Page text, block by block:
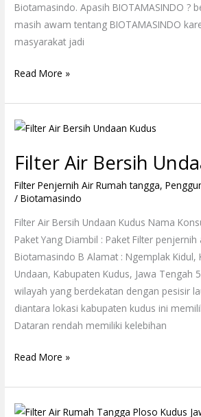
Biotamasindo. Apasih BIOTAMASINDO ?
masih awam tentang BIOTAMASINDO
masyarakat jadi
Read More »
Filter Air Bersih
Filter Penjernih Air Rumah tangga,
/Biotamasindo
Filter Air Bersih Undaan Kudus Nama
Paket Yang Diambil : Paket Filter
Biotamasindo B Alamat : Ngemplak Kidul,
Undaan, Kabupaten Kudus, Jawa Tengah
wilayah yang berdekatan dengan pesisir
diantara lokasi kabupaten kudus ini
Dataran rendah memiliki kelebihan
Filter
Bersih
Kudus
Read More »
Filter